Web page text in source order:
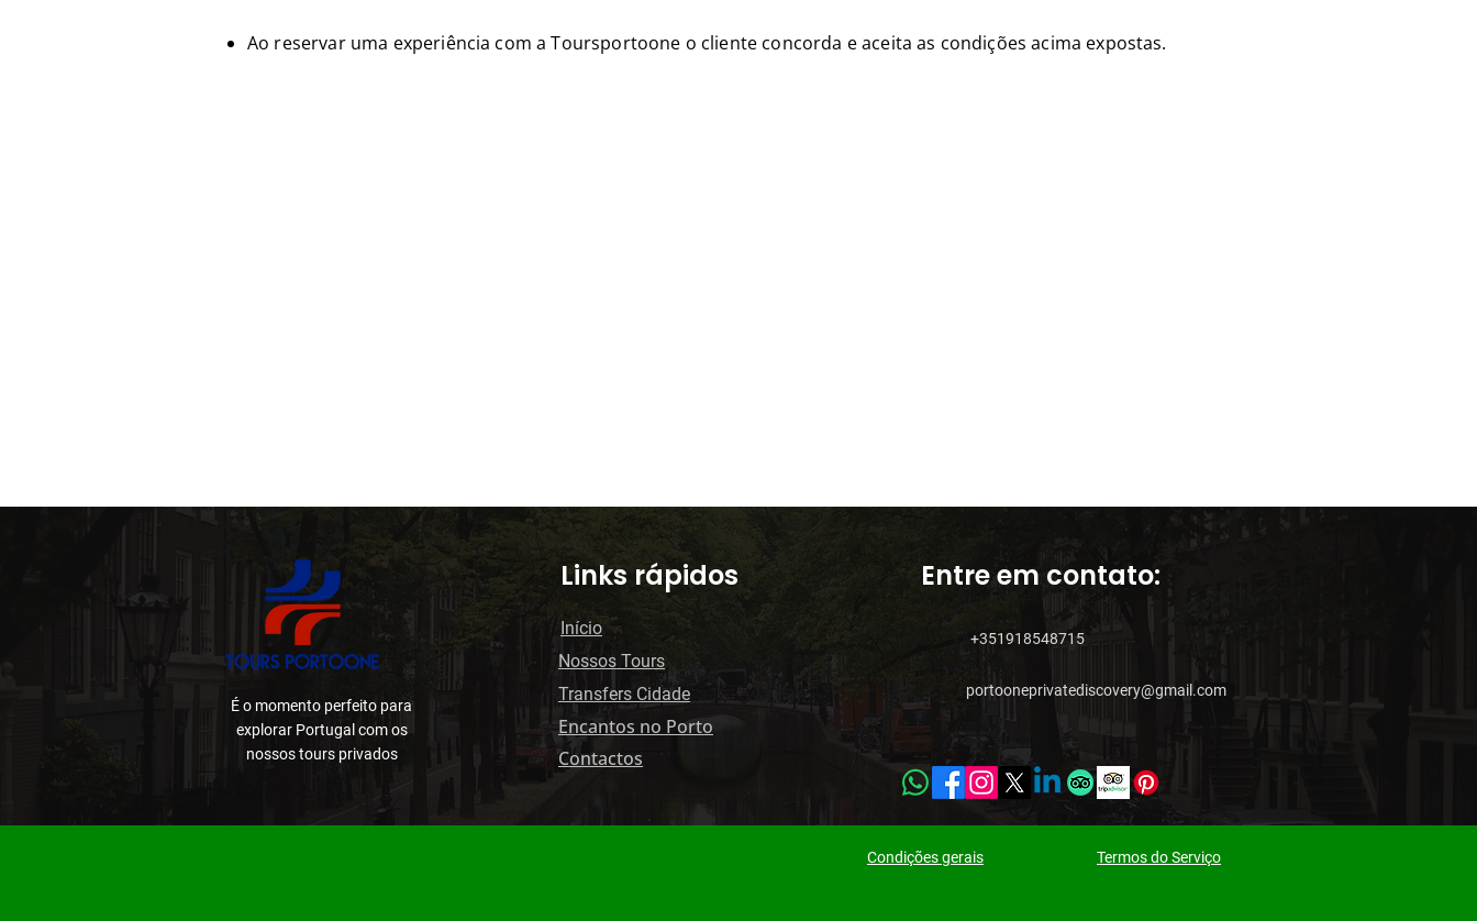
Ao reservar uma experiência com a Toursportoone o cliente concorda e aceita as condições acima expostas.​
É o momento perfeito para
explorar Portugal com os
nossos tours privados
Links rápidos
Início
Nossos Tours
Transfers Cidade
Encantos no Porto
Contactos
Entre em contato:
+351918548715
portooneprivatediscovery@gmail.com
Condições gerais Termos do Serviço